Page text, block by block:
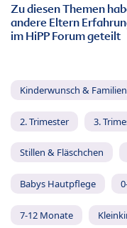
Zu diesen Themen
andere Eltern
im HiPP Forum geteilt
Kinderwunsch &
2. Trimester 3.
Stillen & Fläschchen
Babys Hautpflege
7-12 Monate